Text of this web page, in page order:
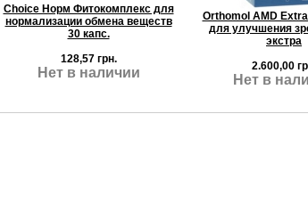
Choice Норм Фитокомплекс для
нормализации обмена веществ
30 капс.
128,57 грн.
Нет в наличии
Orthomol AMD
для улучшения
экстра
2.600,00
Нет в